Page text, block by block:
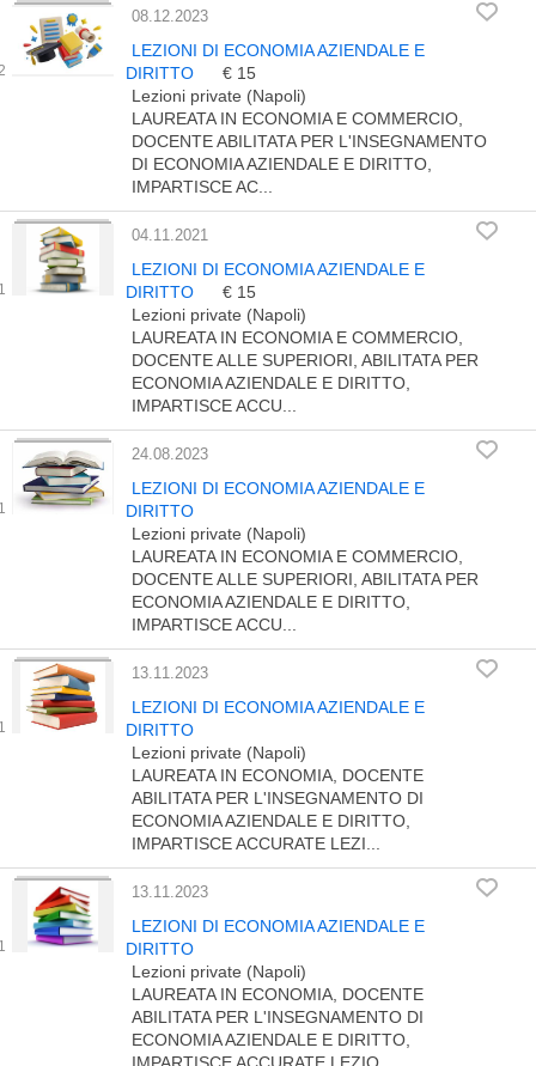
08.12.2023
LEZIONI DI ECONOMIA AZIENDALE E
DIRITTO
€ 15
Lezioni private (Napoli)
LAUREATA IN ECONOMIA E COMMERCIO,
DOCENTE ABILITATA PER L'INSEGNAMENTO
DI ECONOMIA AZIENDALE E DIRITTO,
IMPARTISCE AC...
04.11.2021
LEZIONI DI ECONOMIA AZIENDALE E
DIRITTO
€ 15
Lezioni private (Napoli)
LAUREATA IN ECONOMIA E COMMERCIO,
DOCENTE ALLE SUPERIORI, ABILITATA PER
ECONOMIA AZIENDALE E DIRITTO,
IMPARTISCE ACCU...
24.08.2023
LEZIONI DI ECONOMIA AZIENDALE E
DIRITTO
Lezioni private (Napoli)
LAUREATA IN ECONOMIA E COMMERCIO,
DOCENTE ALLE SUPERIORI, ABILITATA PER
ECONOMIA AZIENDALE E DIRITTO,
IMPARTISCE ACCU...
13.11.2023
LEZIONI DI ECONOMIA AZIENDALE E
DIRITTO
Lezioni private (Napoli)
LAUREATA IN ECONOMIA, DOCENTE
ABILITATA PER L'INSEGNAMENTO DI
ECONOMIA AZIENDALE E DIRITTO,
IMPARTISCE ACCURATE LEZI...
13.11.2023
LEZIONI DI ECONOMIA AZIENDALE E
DIRITTO
Lezioni private (Napoli)
LAUREATA IN ECONOMIA, DOCENTE
ABILITATA PER L'INSEGNAMENTO DI
ECONOMIA AZIENDALE E DIRITTO,